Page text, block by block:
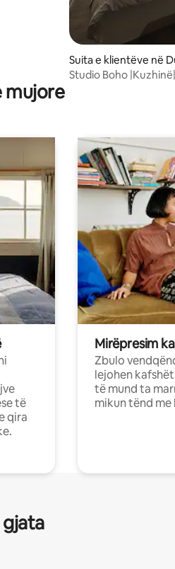
Suita e klientëve në
Studio Boho
mujore
të
qira
Mirëpresim
Zbulo
lejohen
të mund ta
mikun tënd